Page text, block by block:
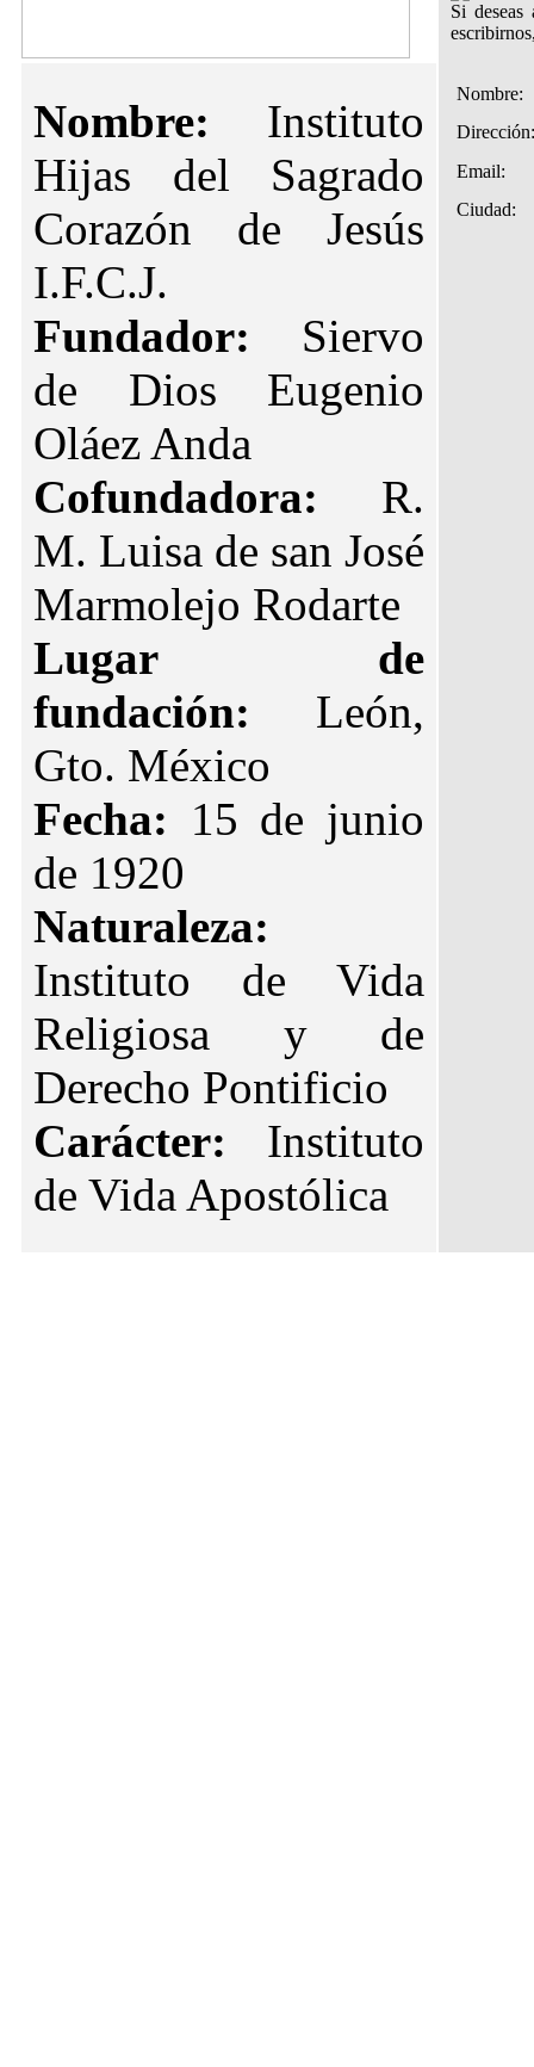
Si deseas
Nombre: Instituto
Hijas del Sagrado
Corazón de Jesús
I.F.C.J.
Fundador: Siervo
de Dios Eugenio
Oláez Anda
Cofundadora: R.
M. Luisa de san José
Marmolejo Rodarte
Lugar de
fundación: León,
Gto. México
Fecha: 15 de junio
de 1920
Naturaleza:
Instituto de Vida
Religiosa y de
Derecho Pontificio
Carácter: Instituto
de Vida Apostólica
Nombre:
Dirección:
Email:
Ciudad: